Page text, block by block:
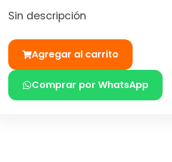
Sin descripción
Agregar al carrito
Comprar por WhatsApp